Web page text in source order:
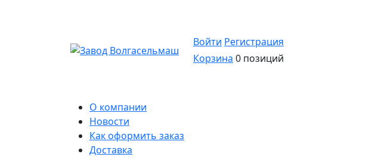
Войти Регистрация
Корзина 0 позиций
О компании
Новости
Как оформить заказ
Доставка